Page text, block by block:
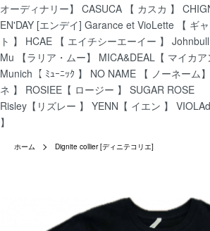
オーディナリー】 CASUCA 【 カスカ 】
EN'DAY [エンデイ] Garance et VioLette 【 ギ
ト 】 HCAE 【 エイチシーエーイー 】
Mu 【ラリア・ムー】 MICA&DEAL【 マイカア
Munich【 ﾐｭｰﾆｯｸ 】 NO NAME 【 ノーネーム
ネ 】 ROSIEE【 ロージー 】 SUGAR ROSE
Risley【リズレー 】 YENN【 イエン 】
】
ホーム Dignite collier [ディニテコリエ]